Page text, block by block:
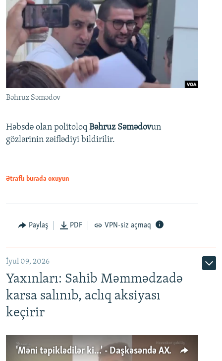
Bəhruz Səmədov
Həbsdə olan politoloq Bəhruz Səmədovun
gözlərinin zəiflədiyi bildirilir.
Ətraflı burada oxuyun
Paylaş PDF VPN-siz açmaq
İyul 09, 2026
Yaxınları: Sahib Məmmədzadə
karsa salınıb, aclıq aksiyası
keçirir
'Məni təpiklədilər ki...' - Daşkəsəndə AXCP fəalının yaxınları onun həbsinə etiraz edirlər